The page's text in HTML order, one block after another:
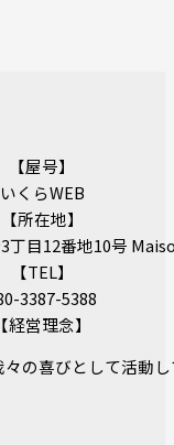
【屋号】
いくらWEB
【所在地】
丁目12番地10号
【TEL】
3387-5388
【経営理念】
の喜びとして活動